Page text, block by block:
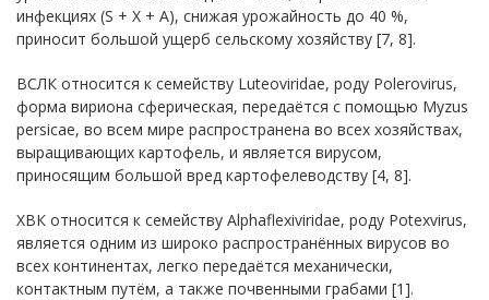
инфекциях (S + X + A), снижая урожайность до 40 %,
приносит большой ущерб сельскому хозяйству [7, 8].
ВСЛК относится к семейству Luteoviridae, роду Polerovirus,
форма вириона сферическая, передаётся с помощью Myzus
persicae, во всем мире распространена во всех хозяйствах,
выращивающих картофель, и является вирусом,
приносящим большой вред картофелеводству [4, 8].
ХВК относится к семейству Alphaflexiviridae, роду Potexvirus,
является одним из широко распространённых вирусов во
всех континентах, легко передаётся механически,
контактным путём, а также почвенными грабами [1].